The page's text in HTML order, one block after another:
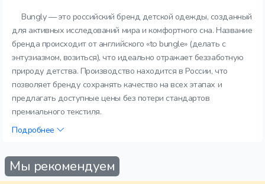
Bungly — это российский бренд детской одежды, созданный
для активных исследований мира и комфортного сна. Название
бренда происходит от английского «to bungle» (делать с
энтузиазмом, возиться), что идеально отражает беззаботную
природу детства. Производство находится в России, что
позволяет бренду сохранять качество на всех этапах и
предлагать доступные цены без потери стандартов
премиального текстиля.
Подробнее
Мы рекомендуем